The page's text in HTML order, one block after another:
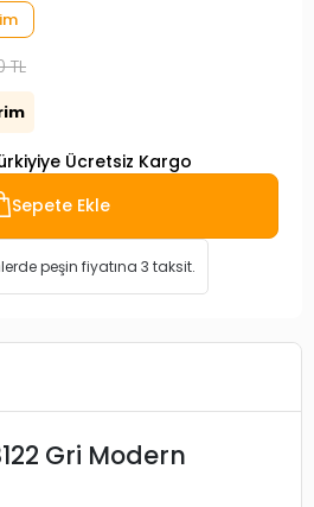
TL
Ücretsiz Kargo
Sepete Ekle
peşin fiyatına 3 taksit.
Gri Modern